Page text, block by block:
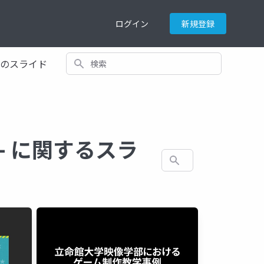
ログイン 新規登録
スライド 検索
関するスラ 検索